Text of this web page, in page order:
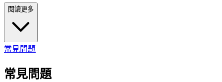
閱讀更多
常見問題
常見問題